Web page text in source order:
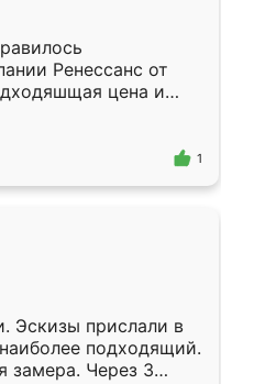
Ренессанс от
цена и
Приехавший
Владислав
самый
1
Эскизы прислали в
подходящий.
замера. Через 3